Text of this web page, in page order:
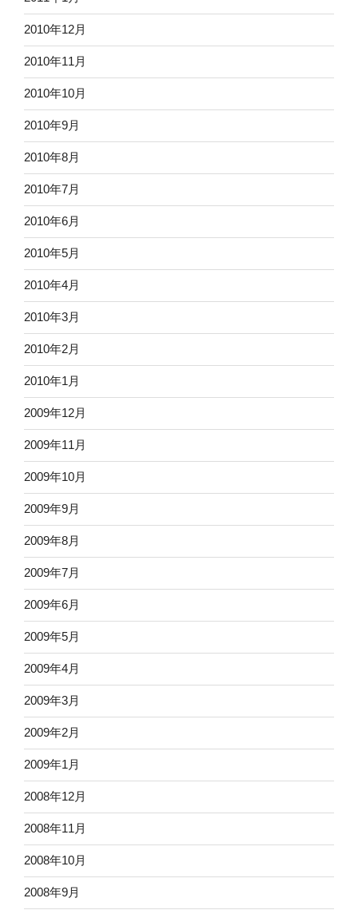
2010年12月
2010年11月
2010年10月
2010年9月
2010年8月
2010年7月
2010年6月
2010年5月
2010年4月
2010年3月
2010年2月
2010年1月
2009年12月
2009年11月
2009年10月
2009年9月
2009年8月
2009年7月
2009年6月
2009年5月
2009年4月
2009年3月
2009年2月
2009年1月
2008年12月
2008年11月
2008年10月
2008年9月